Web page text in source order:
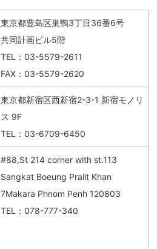
東京都豊島区巣鴨3丁目36番6号
共同計画ビル5階
TEL：03-5579-2611
FAX：03-5579-2620
東京都新宿区西新宿2-3-1 新宿モノリ
ス 9F
TEL：03-6709-6450
#88,St 214 corner with st.113
Sangkat Boeung Pralit Khan
7Makara Phnom Penh 120803
TEL：078-777-340